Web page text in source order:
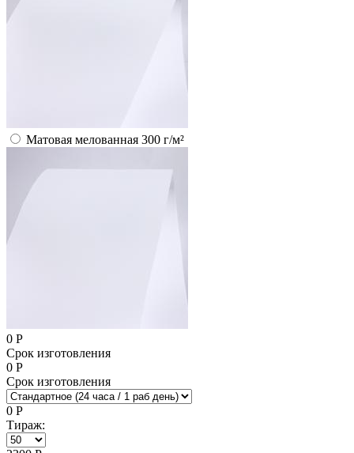
Матовая мелованная 300 г/м²
0 Р
Срок изготовления
0 Р
Срок изготовления
0 Р
Тираж: